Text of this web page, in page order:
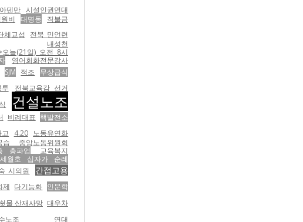
아덴만 시설인권연대
비 대명동
직불금
체교섭
전북 민언련
내성천
늘(21일) 오전 8시
영어회화전문강사
SJM 적조
무상급식
전북교육감 선거
건설노조
비례대표 핵발전소
4.20 노동유연화
습
중앙노동위원회
총파업
교육복지
세월호 십자가 순례
시의원 간접고용
제 다기능화 인문학
물 산재사망 대우차
노조
연대